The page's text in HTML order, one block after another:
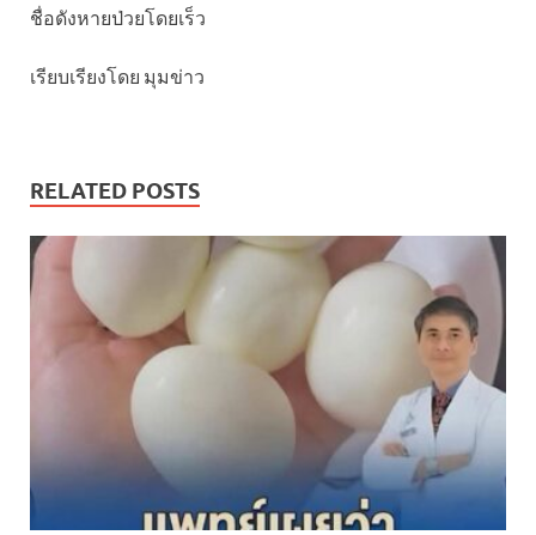
ชื่อดังหายป่วยโดยเร็ว
เรียบเรียงโดย มุมข่าว
RELATED POSTS